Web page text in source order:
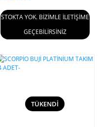
STOKTA YOK. BİZİMLE İLETİŞİME
GEÇEBİLİRSİNİZ
TÜKENDİ